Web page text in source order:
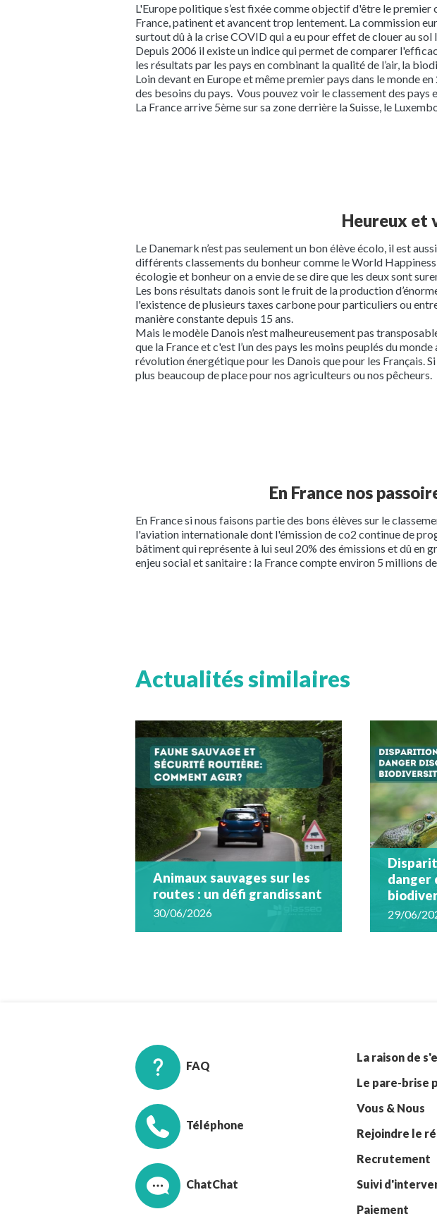
L'Europe politique s’est fixée comme objectif d'être le
France, patinent et avancent trop lentement. La commission
surtout dû à la crise COVID qui a eu pour effet de clouer au
Depuis 2006 il existe un indice qui permet de comparer
les résultats par les pays en combinant la qualité de l’air, la
Loin devant en Europe et même premier pays dans le monde
des besoins du pays. Vous pouvez voir le classement des
La France arrive 5ème sur sa zone derrière la Suisse, le
Heureux et
Le Danemark n’est pas seulement un bon élève écolo, il est
différents classements du bonheur comme le World
écologie et bonheur on a envie de se dire que les deux sont
Les bons résultats danois sont le fruit de la production
l'existence de plusieurs taxes carbone pour particuliers ou
manière constante depuis 15 ans.
Mais le modèle Danois n’est malheureusement pas
que la France et c'est l’un des pays les moins peuplés du
révolution énergétique pour les Danois que pour les Français.
plus beaucoup de place pour nos agriculteurs ou nos pêcheurs.
En France nos
En France si nous faisons partie des bons élèves sur le
l'aviation internationale dont l'émission de co2 continue de
bâtiment qui représente à lui seul 20% des émissions et dû en
enjeu social et sanitaire : la France compte environ 5 millions
Actualités similaires
Animaux sauvages sur les
routes : un défi grandissant
30/06/2026
danger
29/06/
FAQ
Téléphone
Chat
La raison de
Le pare-brise
Vous & Nous
Rejoindre le
Recrutement
Suivi
Paiement